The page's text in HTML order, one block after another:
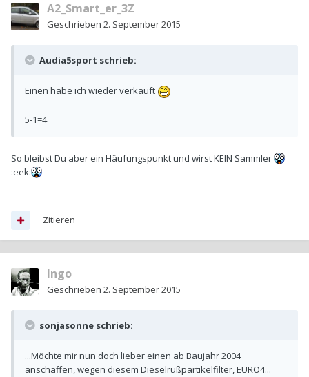
A2_Smart_er_3Z
Geschrieben 2. September 2015
Audia5sport schrieb:
Einen habe ich wieder verkauft
5-1=4
So bleibst Du aber ein Häufungspunkt und wirst KEIN Sammler
:eek:
Zitieren
Ingo
Geschrieben 2. September 2015
sonjasonne schrieb:
...Möchte mir nun doch lieber einen ab Baujahr 2004
anschaffen, wegen diesem Dieselrußpartikelfilter, EURO4...